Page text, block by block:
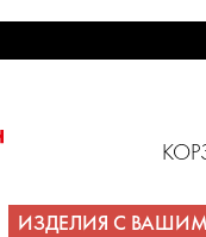
ИЗДЕЛИЯ С